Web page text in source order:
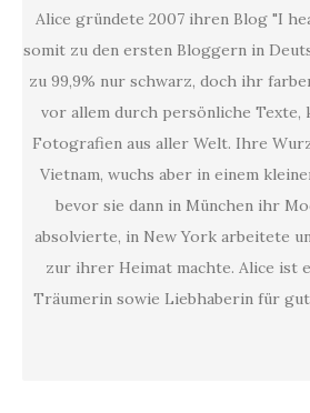
Alice gründete 2007 ihren Blog "I
somit zu den ersten Bloggern in
zu 99,9% nur schwarz, doch ihr
vor allem durch persönliche Texte,
Fotografien aus aller Welt. Ihre
Vietnam, wuchs aber in einem
bevor sie dann in München ihr
absolvierte, in New York arbeitete
zur ihrer Heimat machte. Alice ist
Träumerin sowie Liebhaberin für